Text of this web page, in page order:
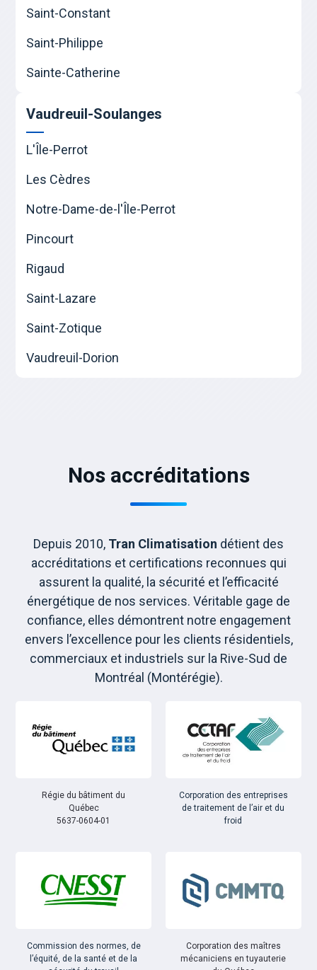
Saint-Constant
Saint-Philippe
Sainte-Catherine
Vaudreuil-Soulanges
L'Île-Perrot
Les Cèdres
Notre-Dame-de-l'Île-Perrot
Pincourt
Rigaud
Saint-Lazare
Saint-Zotique
Vaudreuil-Dorion
Nos accréditations
Depuis 2010, Tran Climatisation détient des
accréditations et certifications reconnues qui
assurent la qualité, la sécurité et l’efficacité
énergétique de nos services. Véritable gage de
confiance, elles démontrent notre engagement
envers l’excellence pour les clients résidentiels,
commerciaux et industriels sur la Rive-Sud de
Montréal (Montérégie).
Régie du bâtiment du
Québec
5637-0604-01
Corporation des entreprises
de traitement de l’air et du
froid
Commission des normes, de
l’équité, de la santé et de la
Corporation des maîtres
mécaniciens en tuyauterie